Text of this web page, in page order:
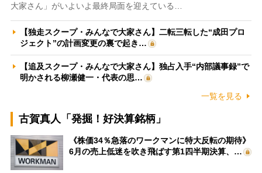
大家さん」がいよいよ最終局面を迎えている…
【独走スクープ・みんなで大家さん】二転三転した“成田プロ
ジェクト”の計画変更の裏で起き…
【追及スクープ・みんなで大家さん】独占入手“内部議事録”で
明かされる柳瀬健一・代表の思…
一覧を見る
古賀真人「発掘！好決算銘柄」
《株価34％急落のワークマンに特大反転の期待》
6月の売上低迷を吹き飛ばす第1四半期決算、…